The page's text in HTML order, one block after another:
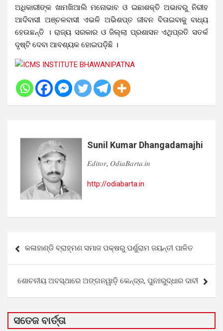
ଅଧିକାରୀଙ୍କ ଖାମଖିଆଲି ମନୋଭାବ ଓ ଇଛାଶକ୍ତି ଅଭାବରୁ ନିରୀହ
ଆଦିବାସୀ ଅଞ୍ଚଳବାସୀ ଏଭଳି ଅଭିଶପ୍ତ ଜୀବନ ବିତାଇବାକୁ ବାଧ୍ୟ
ହେଉଛନ୍ତି । ରାଜ୍ୟ ସରକାର ଓ ଜିଲ୍ଲା ପ୍ରଶାସନ ଏଥିପ୍ରତି ସତର୍କ
ଦୃଷ୍ଟି ଦେବା ଆବଶ୍ୟକ ହୋଇପଡ଼ିଛି ।
Sunil Kumar Dhangadamajhi
𝐸𝑑𝑖𝑡𝑜𝑟, 𝑂𝑑𝑖𝑎𝐵𝑎𝑟𝑡𝑎.𝑖𝑛
http://odiabarta.in
navigation
କଳାହାଣ୍ଡି ବ୍ରାହ୍ମଣ ସମାଜ ପକ୍ଷରୁ ପର୍ଶୁରାମ ଜୟନ୍ତୀ ପାଳିତ
ଶୋଚନୀୟ ଅବସ୍ଥାରେ ଅଙ୍ଗନୱାଡ଼ି କେନ୍ଦ୍ର, ପୁନଃରୁଦ୍ଧାର ଦାବୀ
ସତେଜ ବାର୍ତ୍ତା